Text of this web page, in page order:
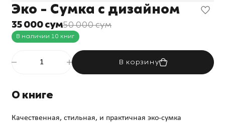
Эко - Сумка с дизайном
35 000 сум50 000 сум
В наличии 10 книг
В корзину
О книге
Качественная, стильная, и практичная эко-сумка